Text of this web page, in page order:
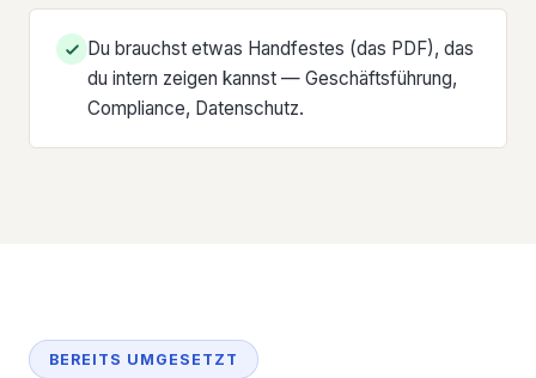
Du brauchst etwas Handfestes (das PDF), das
du intern zeigen kannst — Geschäftsführung,
Compliance, Datenschutz.
BEREITS UMGESETZT